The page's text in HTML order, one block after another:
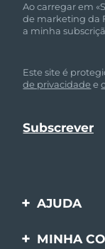
Ao carregar em
de marketing da
a minha
Este site é
de privacidade e
AJUDA
Entre em
MINHA